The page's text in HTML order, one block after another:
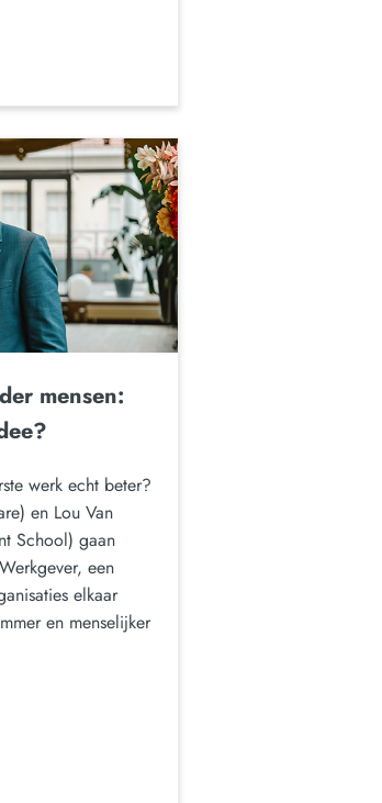
mensen:
werk echt beter?
en Lou Van
School) gaan
een
elkaar
en menselijker